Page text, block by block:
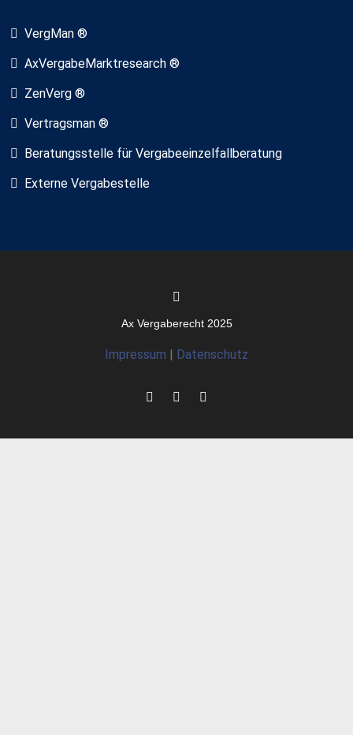
VergMan ®
AxVergabeMarktresearch ®
ZenVerg ®
Vertragsman ®
Beratungsstelle für Vergabeeinzelfallberatung
Externe Vergabestelle
Ax Vergaberecht 2025
Impressum Datenschutz